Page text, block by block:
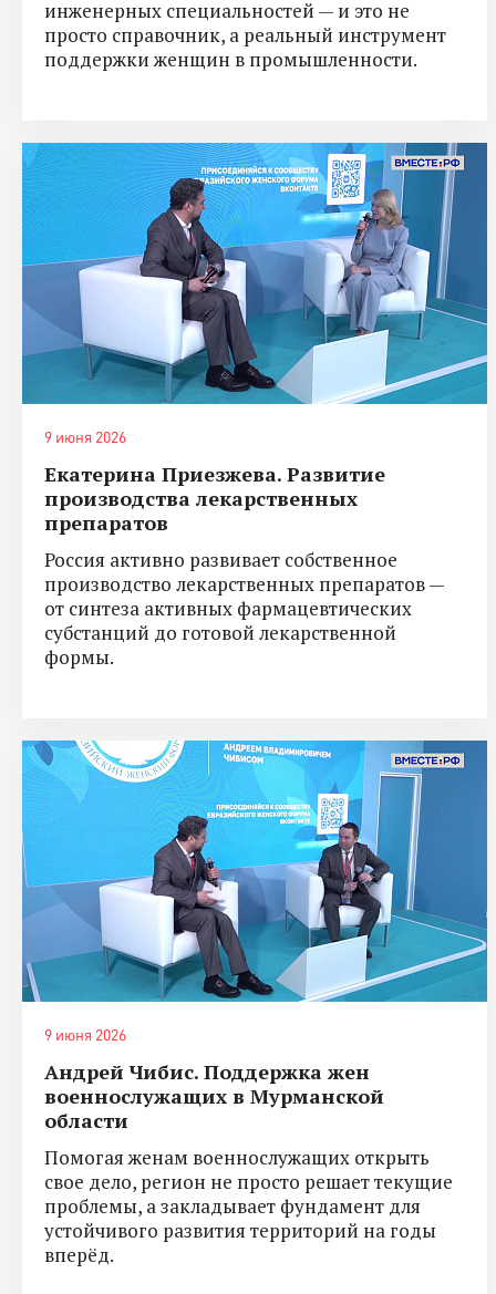
инженерных специальностей — и это не
просто справочник, а реальный инструмент
поддержки женщин в промышленности.
9 июня 2026
Екатерина Приезжева. Развитие
производства лекарственных
препаратов
Россия активно развивает собственное
производство лекарственных препаратов —
от синтеза активных фармацевтических
субстанций до готовой лекарственной
формы.
9 июня 2026
Андрей Чибис. Поддержка жен
военнослужащих в Мурманской
области
Помогая женам военнослужащих открыть
свое дело, регион не просто решает текущие
проблемы, а закладывает фундамент для
устойчивого развития территорий на годы
вперёд.